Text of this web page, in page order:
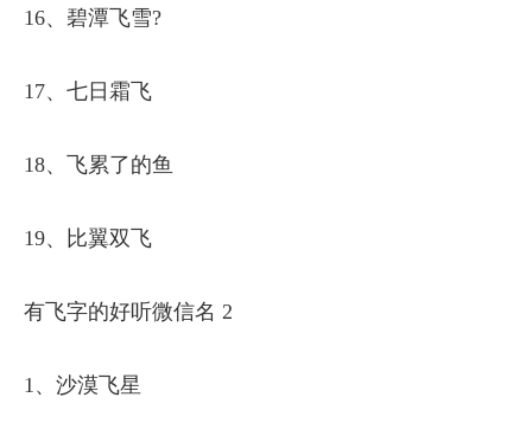
16、碧潭飞雪?
17、七日霜飞
18、飞累了的鱼
19、比翼双飞
有飞字的好听微信名 2
1、沙漠飞星